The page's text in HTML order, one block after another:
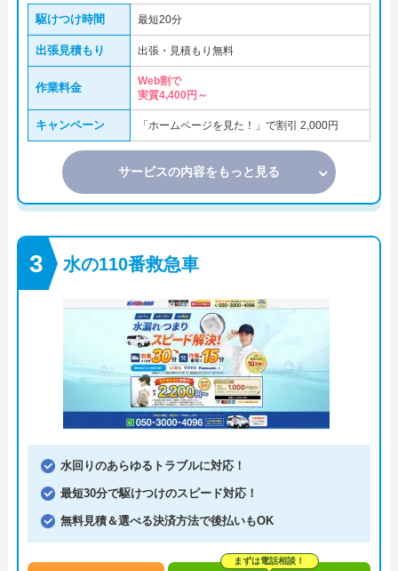
駆けつけ時間 最短20分
出張見積もり 出張・見積もり無料
作業料金
Web割で
実質4,400円～
キャンペーン 「ホームページを見た！」で割引 2,000円
サービスの内容をもっと見る
水の110番救急車
水回りのあらゆるトラブルに対応！
最短30分で駆けつけのスピード対応！
無料見積＆選べる決済方法で後払いもOK
まずは電話相談！